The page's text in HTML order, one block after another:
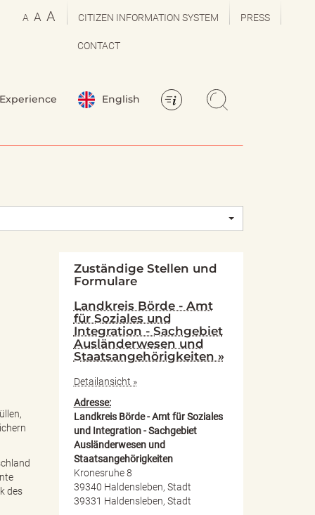
A A A CITIZEN INFORMATION SYSTEM PRESS
CONTACT
Experience English
des
Zuständige Stellen und
Formulare
Landkreis Börde - Amt
für Soziales und
Integration - Sachgebiet
Ausländerwesen und
Staatsangehörigkeiten »
Detailansicht »
Adresse:
Landkreis Börde - Amt für Soziales
und Integration - Sachgebiet
Ausländerwesen und
Staatsangehörigkeiten
Kronesruhe 8
39340 Haldensleben, Stadt
39331 Haldensleben, Stadt